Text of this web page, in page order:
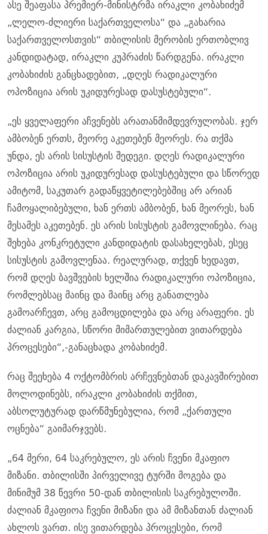
ასე შეაფასა პრემიერ-მინისტრმა ირაკლი კობახიძემ
„ლელო-ძლიერი საქართველოსა“ და „გახარია
საქართველოსთვის“ თბილისის მერობის ერთობლივ
კანდიდატად, ირაკლი კუპრაძის წარდგენა. ირაკლი
კობახიძის განცხადებით, „დღეს რადიკალური
ოპოზიცია არის უკიდურესად დასუსტებული“.
„ეს ყველაფერი აჩვენებს არათანმიმდევრულობას. ჯერ
ამბობენ ერთს, მეორე აკეთებენ მეორეს. რა თქმა
უნდა, ეს არის სისუსტის შედეგი. დღეს რადიკალური
ოპოზიცია არის უკიდურესად დასუსტებული და სწორედ
ამიტომ, საკუთარ გადაწყვეტილებებშიც არ არიან
ჩამოყალიბებული, ხან ერთს ამბობენ, ხან მეორეს, ხან
მესამეს აკეთებენ. ეს არის სისუსტის გამოვლინება. რაც
შეხება კონკრეტული კანდიდატის დასახელებას, ესეც
სისუსტის გამოვლენაა. რეალურად, თქვენ ხედავთ,
რომ დღეს ბავშვების ხელშია რადიკალური ოპოზიცია,
რომლებსაც მაინც და მაინც არც განათლება
გამოარჩევთ, არც გამოცდილება და არც არაფერი. ეს
ძალიან კარგია, სწორი მიმართულებით ვითარდება
პროცესები“,-განაცხადა კობახიძემ.
რაც შეეხება 4 ოქტომბრის არჩევნებთან დაკავშირებით
მოლოდინებს, ირაკლი კობახიძის თქმით,
აბსოლუტურად დარწმუნებულია, რომ „ქართული
ოცნება“ გაიმარჯვებს.
„64 მერი, 64 საკრებულო, ეს არის ჩვენი მკაფიო
მიზანი. თბილისში პირველივე ტურში მოგება და
მინიმუმ 38 წევრი 50-დან თბილისის საკრებულოში.
ძალიან მკაფიოა ჩვენი მიზანი და ამ მიზანთან ძალიან
ახლოს ვართ. ისე ვითარდება პროცესები, რომ